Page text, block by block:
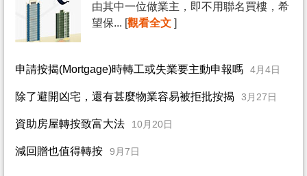
由其中一位做業主，即不用聯名買樓，希
望保... [觀看全文 ]
申請按揭(Mortgage)時轉工或失業要主動申報嗎 4月4日
除了避開凶宅，還有甚麼物業容易被拒批按揭 3月27日
資助房屋轉按致富大法 10月20日
減回贈也值得轉按 9月7日